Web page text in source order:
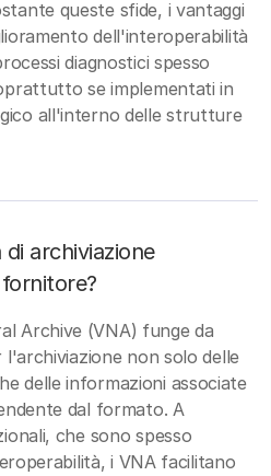
queste sfide, i vantaggi
dell'interoperabilità
diagnostici spesso
se implementati in
all'interno delle strutture
archiviazione
Archive (VNA) funge da
non solo delle
delle informazioni associate
dal formato. A
che sono spesso
i VNA facilitano